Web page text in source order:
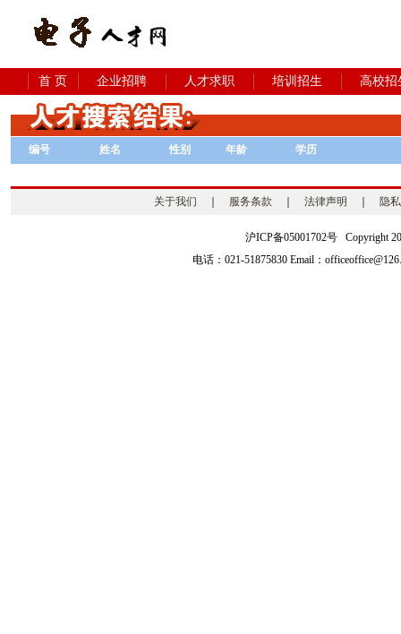
首 页 企业招聘 人才求职 培训招生 高校招
编号 姓名 性别 年龄 学历
关于我们 服务条款 法律声明 隐
沪ICP备05001702号 Copyright
电话：021-51875830 Email：